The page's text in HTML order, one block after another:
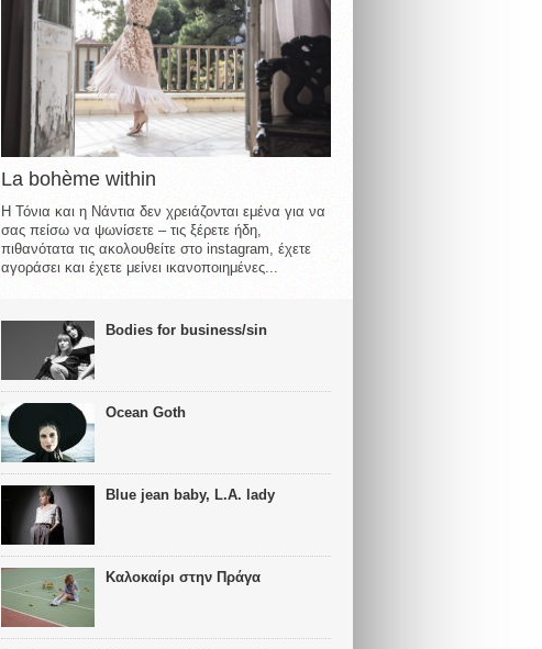
La bohème within
Η Τόνια και η Νάντια δεν χρειάζονται εμένα για να
σας πείσω να ψωνίσετε – τις ξέρετε ήδη,
πιθανότατα τις ακολουθείτε στο instagram, έχετε
αγοράσει και έχετε μείνει ικανοποιημένες...
Bodies for business/sin
Ocean Goth
Blue jean baby, L.A. lady
Καλοκαίρι στην Πράγα